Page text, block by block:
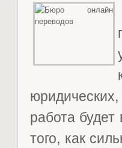
работа
того, как